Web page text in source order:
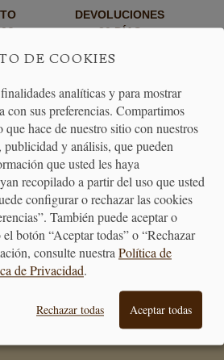
DEVOLUCIONES
30 DÍAS
ATENCIÓN
AL CLIENTE
TUS COMPRAS
puntos en tus compras
DE COOKIES
analíticas y para mostrar
con sus preferencias. Compartimos
hace de nuestro sitio con nuestros
publicidad y análisis, que pueden
que usted les haya
recopilado a partir del uso que usted
configurar o rechazar las cookies
También puede aceptar o
botón “Aceptar todas” o “Rechazar
consulte nuestra Política de
de Privacidad.
Rechazar todas Aceptar todas